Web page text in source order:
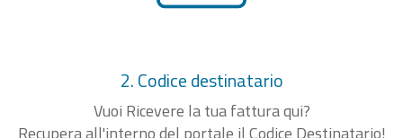
2. Codice destinatario
Vuoi Ricevere la tua fattura qui?
Recupera all'interno del portale il Codice Destinatario!